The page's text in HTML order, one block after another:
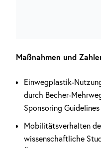
Maßnahmen und
Einwegplastik-
durch Becher-
Sponsoring
Mobilitätsverhalten
wissenschaftliche